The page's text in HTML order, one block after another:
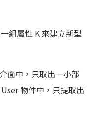
組屬性 K 來建立新型
面中，只取出一小部
物件中，只提取出